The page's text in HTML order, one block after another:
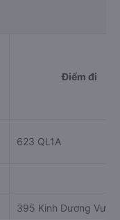
Điểm đi
623 QL1A
395 Kinh Dương